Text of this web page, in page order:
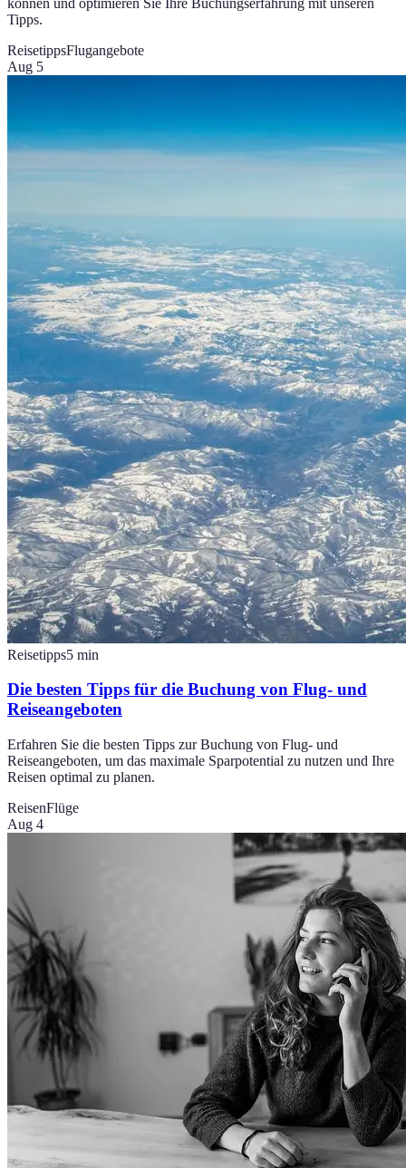
Tipps.
ReisetippsFlugangebote
Aug 5
Reisetipps5 min
Die besten Tipps für die Buchung von Flug- und
Reiseangeboten
Erfahren Sie die besten Tipps zur Buchung von Flug- und
Reiseangeboten, um das maximale Sparpotential zu nutzen und Ihre
Reisen optimal zu planen.
ReisenFlüge
Aug 4